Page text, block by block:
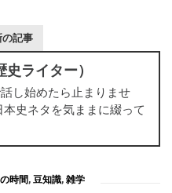
の記事
ライター）
し始めたら止まりませ
史ネタを気ままに綴って
時間, 豆知識, 雑学